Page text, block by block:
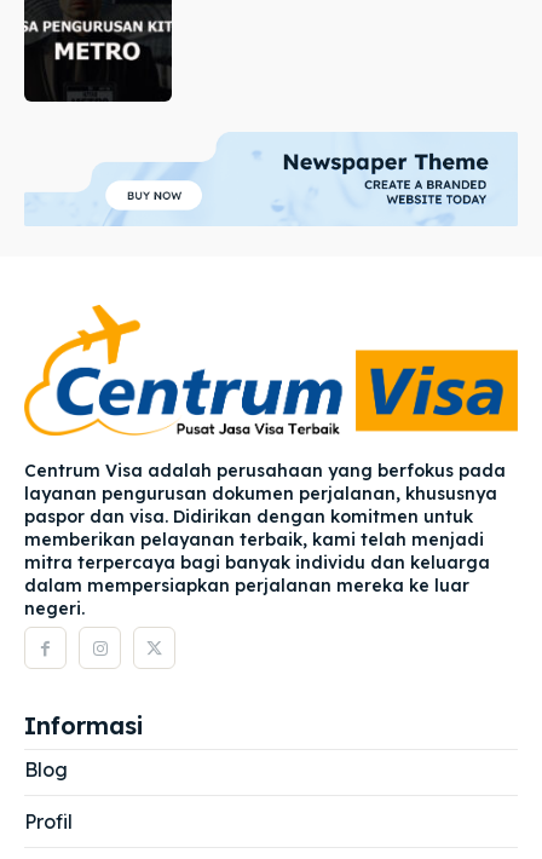
Centrum Visa adalah perusahaan yang berfokus pada
layanan pengurusan dokumen perjalanan, khususnya
paspor dan visa. Didirikan dengan komitmen untuk
memberikan pelayanan terbaik, kami telah menjadi
mitra terpercaya bagi banyak individu dan keluarga
dalam mempersiapkan perjalanan mereka ke luar
negeri.
Informasi
Blog
Profil